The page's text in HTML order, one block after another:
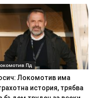
Пд
Локомотив има
история, трябва